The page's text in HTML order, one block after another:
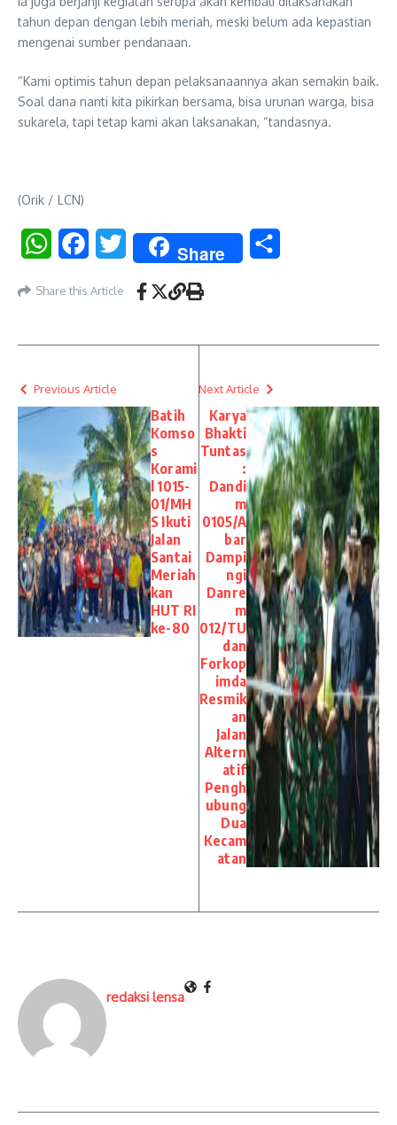
tahun depan dengan lebih meriah, meski belum ada kepastian
mengenai sumber pendanaan.
“Kami optimis tahun depan pelaksanaannya akan semakin baik.
Soal dana nanti kita pikirkan bersama, bisa urunan warga, bisa
sukarela, tapi tetap kami akan laksanakan, “tandasnya.
(Orik / LCN)
WhatsAppFacebookTwitter Share
Share this Article
Previous Article
Batih
Komso
s
Korami
l 1015-
01/MH
S Ikuti
Jalan
Santai
Meriah
kan
HUT RI
ke-80
Next Article
Karya
Bhakti
Tuntas
:
Dandi
m
0105/A
bar
Dampi
ngi
Danre
m
012/TU
dan
Forkop
imda
Resmik
an
Jalan
Altern
atif
Pengh
ubung
Dua
Kecam
atan
redaksi lensa